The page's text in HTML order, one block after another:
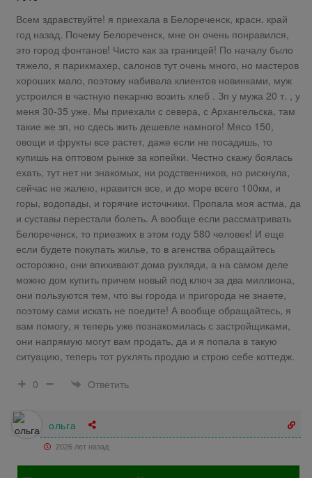
Всем здравствуйте! я приехала в Белореченск, красн. край
год назад. Почему Белореченск, мне он очень понравился,
это город фонтанов! Чисто как за границей! По началу было
тяжело, я парикмахер, салонов тут очень много, но мастеров
хороших мало, поэтому набивала клиентов новинками, муж
устроился в частную пекарню возить хлеб . Зп у мужа 20 т. , у
меня 30-35 уже. Мы приехали с севера, с Архангельска, там
такие же зп, но сдесь жить дешевле намного! Мясо 150,
овощи и фрукты все растет, даже если не посадишь, то
купишь на оптовом рынке за копейки. Честно скажу боялась
ехать, тут нет ни знакомых, ни родственников, но рискнула,
сейчас не жалею, нравится все, и до море всего 100км, и
горы, водопады, и горячие источники. Пропала моя астма, да
и суставы перестали болеть. А вообще если рассматривать
Белореченск, то приезжих в этом году 580 человек! И еще
если будете покупать жилье, то в агенства обращайтесь
осторожно, они впихивают дома рухляди, а на самом деле
можно дом купить причем новый под ключ за два миллиона,
они пользуются тем, что вы города и пригорода не знаете,
поэтому сами искать не поедите! А вообще обращайтесь, я
вам помогу, я теперь уже познакомилась с застройщиками,
они напрямую могут вам продать, да и я попала в такую
ситуацию, теперь тот рухлять продаю и строю себе коттедж.
0
Ответить
ольга
2026 лет назад